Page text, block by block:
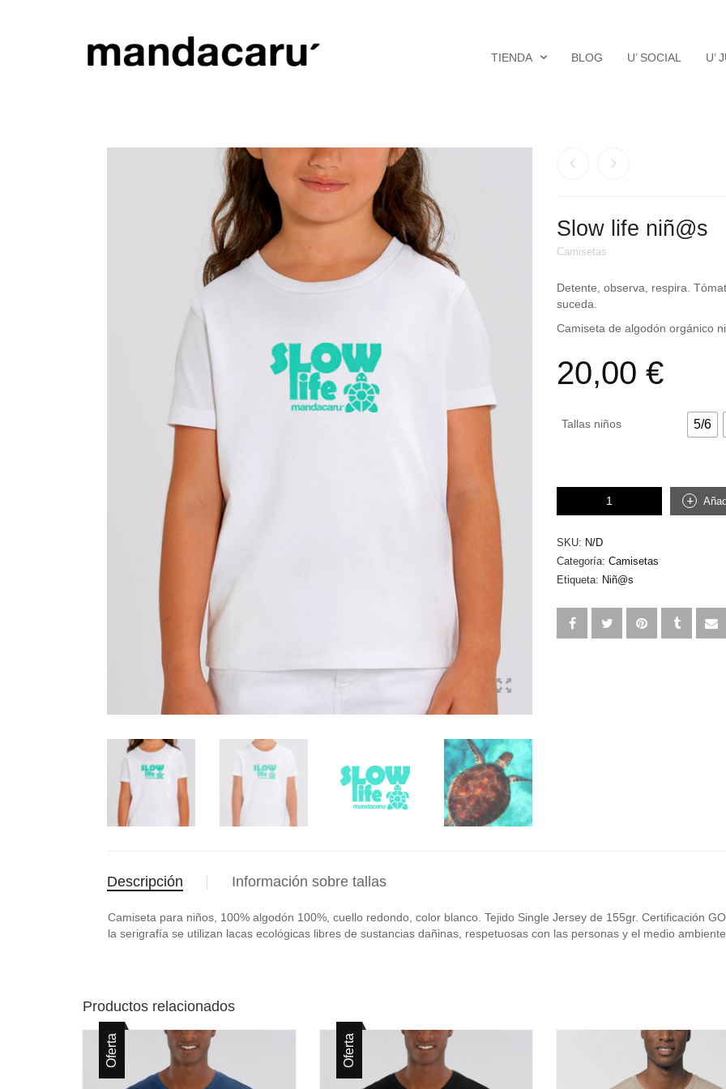
TIENDA BLOG U’ SOCIAL U’
Slow life niñ@s
Camisetas
Detente, observa, respira.
suceda.
Camiseta de algodón orgánico
20,00 €
Tallas niños 5/6
cantidad
SKU: N/D
Categoría: Camisetas
Etiqueta: Niñ@s
Descripción Información sobre tallas
Camiseta para niños, 100% algodón 100%, cuello redondo, color blanco. Tejido Single Jersey de 155gr. Certificación
la serigrafía se utilizan lacas ecológicas libres de sustancias dañinas, respetuosas con las personas y el medio
Productos relacionados
Oferta Oferta